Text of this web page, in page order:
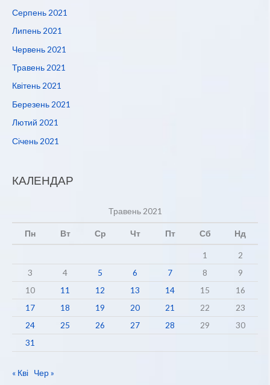
Серпень 2021
Липень 2021
Червень 2021
Травень 2021
Квітень 2021
Березень 2021
Лютий 2021
Січень 2021
КАЛЕНДАР
Травень 2021
Пн Вт Ср Чт Пт Сб Нд
1
2
3
4 5 6 7 8
9
10
11 12 13 14 15
16
17
18 19 20 21 22
23
24
25 26 27 28 29
30
31
« Кві Чер »